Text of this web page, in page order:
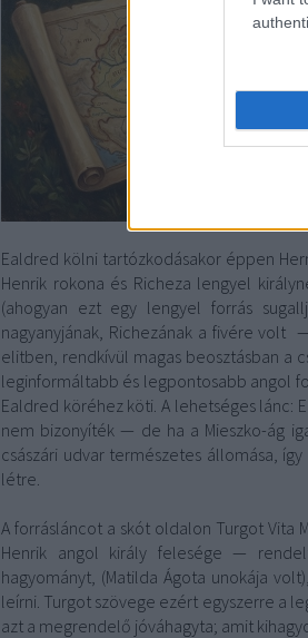
Ealdred kölni tartózkodásakor éppen
Henrik rokona és Richeza lengyel
(ahogyan ezt egy lengyel forrás
nagyanyjának, Richezának a fivére
elitben, rendkívül magas beosztásban a
leginformáltabb és legpontosabb angol
Ealdred köréhez köti. A lehetséges lánc:
nem bizonyíték — de ha a Mieszko-ág
császári udvar természetes állomása,
létre.
A forrásláncot a skót oldalon Turgot Vita
Henrik angol király felesége —
hagyományt, (Matilda Ágota unokája
leírni. Turgot szövege ezért egyszerre a
azt a megrendelő jóváhagyta; amit